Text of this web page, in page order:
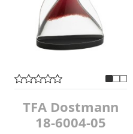
TFA Dostmann
18-6004-05